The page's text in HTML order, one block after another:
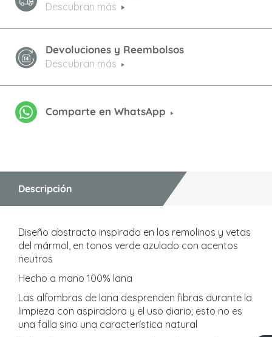
Descubran más
Devoluciones y Reembolsos
Descubran más
Comparte en WhatsApp
Descripción
Diseño abstracto inspirado en los remolinos y vetas
del mármol, en tonos verde azulado con acentos
neutros
Hecho a mano 100% lana
Las alfombras de lana desprenden fibras durante la
limpieza con aspiradora y el uso diario; esto no es
una falla sino una característica natural